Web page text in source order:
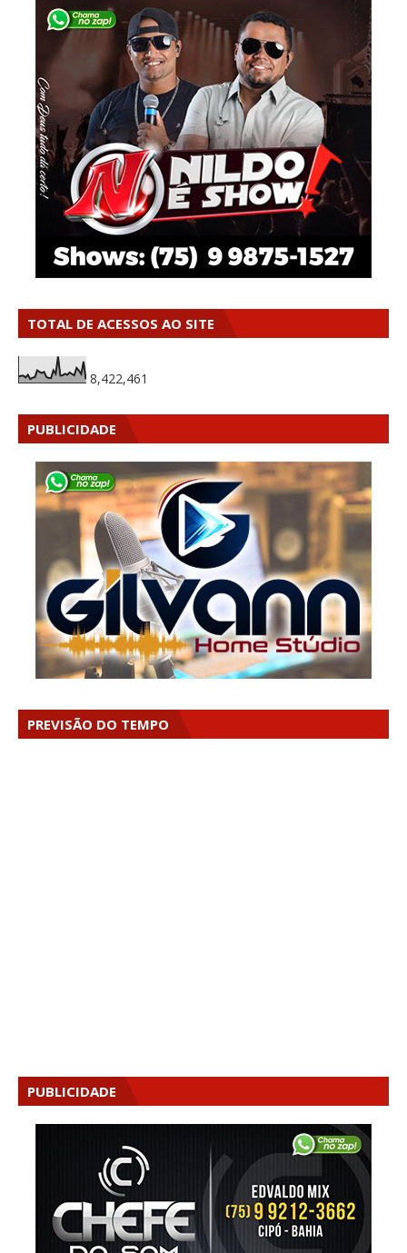
TOTAL DE ACESSOS AO SITE
8,422,461
PUBLICIDADE
PREVISÃO DO TEMPO
PUBLICIDADE